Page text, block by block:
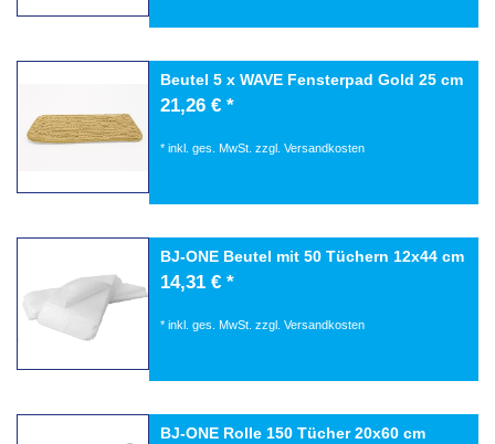
Beutel 5 x WAVE Fensterpad Gold 25 cm
21,26 € *
* inkl. ges. MwSt. zzgl. Versandkosten
BJ-ONE Beutel mit 50 Tüchern 12x44 cm
14,31 € *
* inkl. ges. MwSt. zzgl. Versandkosten
BJ-ONE Rolle 150 Tücher 20x60 cm